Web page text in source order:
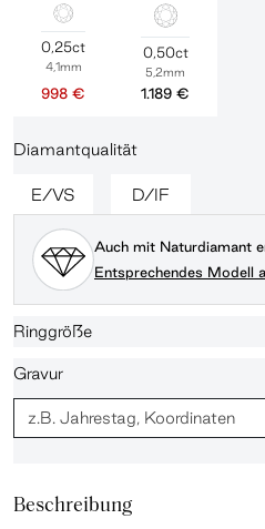
0,25ct
4,1mm
998 €
0,50ct
5,2mm
1.189 €
Diamantqualität
E/VS D/IF
Auch mit Naturdiamant
Entsprechendes Modell
Ringgröße
Gravur
Beschreibung